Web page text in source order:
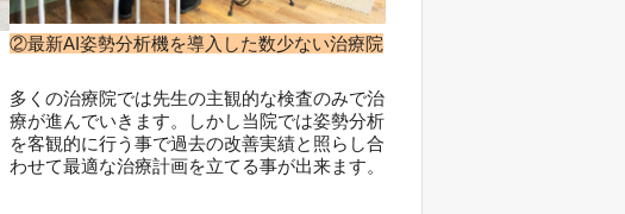
②最新AI姿勢分析機を導入した数少ない治療院
多くの治療院では先生の主観的な検査のみで治
療が進んでいきます。しかし当院では姿勢分析
を客観的に行う事で過去の改善実績と照らし合
わせて最適な治療計画を立てる事が出来ます。